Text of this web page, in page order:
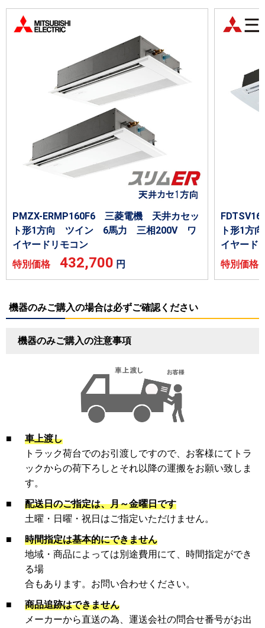
PMZX-ERMP160F6 三菱電機 天井カセッ
ト形1方向 ツイン 6馬力 三相200V ワ
イヤードリモコン
特別価格 432,700 円
ト形1
イヤード
特別価
機器のみご購入の場合は必ずご確認ください
機器のみご購入の注意事項
■
車上渡し
トラック荷台でのお引渡しですので、お客様にてトラ
ックからの荷下ろしとそれ以降の運搬をお願い致しま
す。
■
配送日のご指定は、月～金曜日です
土曜・日曜・祝日はご指定いただけません。
■
時間指定は基本的にできません
地域・商品によっては別途費用にて、時間指定ができ
る場
合もあります。お問い合わせください。
■
商品追跡はできません
メーカーから直送の為、運送会社の問合せ番号がお出